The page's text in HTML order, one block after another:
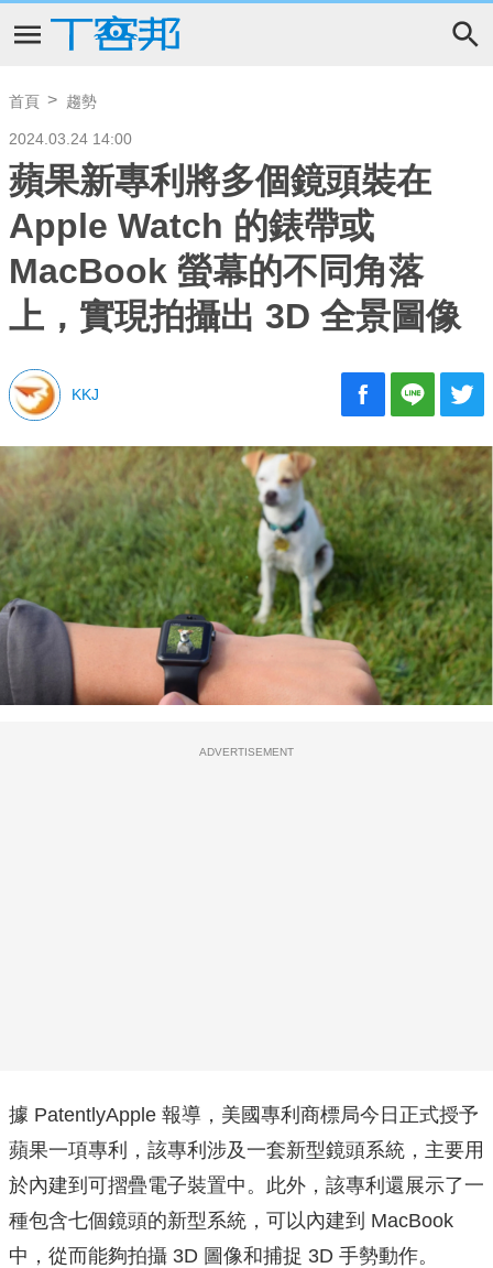
首頁 趨勢
2024.03.24 14:00
蘋果新專利將多個鏡頭裝在
Apple Watch 的錶帶或
MacBook 螢幕的不同角落
上，實現拍攝出 3D 全景圖像
KKJ
ADVERTISEMENT
據 PatentlyApple 報導，美國專利商標局今日正式授予
蘋果一項專利，該專利涉及一套新型鏡頭系統，主要用
於內建到可摺疊電子裝置中。此外，該專利還展示了一
種包含七個鏡頭的新型系統，可以內建到 MacBook
中，從而能夠拍攝 3D 圖像和捕捉 3D 手勢動作。